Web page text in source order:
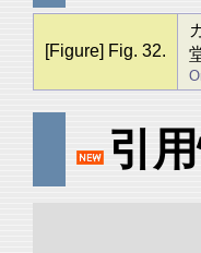
[Figure] Fig. 32.
引